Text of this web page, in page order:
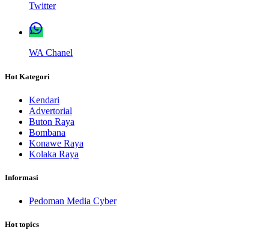
Twitter
WA Chanel
Hot Kategori
Kendari
Advertorial
Buton Raya
Bombana
Konawe Raya
Kolaka Raya
Informasi
Pedoman Media Cyber
Hot topics